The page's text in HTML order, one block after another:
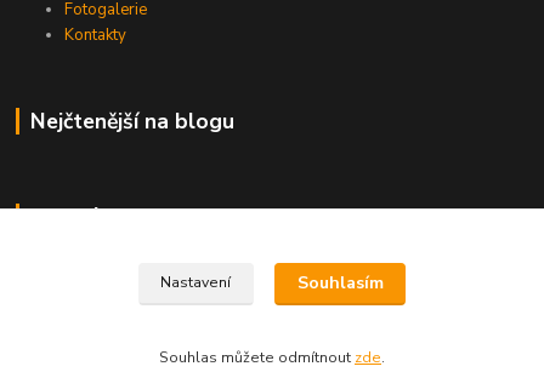
Fotogalerie
Kontakty
Nejčtenější na blogu
Kde nás najdete
Nastavení Souhlasím
Souhlas můžete odmítnout zde.